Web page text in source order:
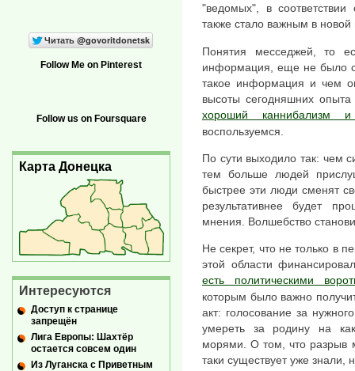
"ведомых", в
также стало важным в
Понятия месседжей, то
информация, еще не было
такое информация и чем
высоты сегодняшних
хороший каннибализм
воспользуемся.
По сути выходило так: чем
тем больше людей
быстрее эти люди сменят
результативнее будет
мнения. Волшебство
Не секрет, что не только в
этой области
есть политическими
которым было важно
акт: голосование за
умереть за родину на
морями. О том, что разрыв
таки существует уже знали,
Follow Me on Pinterest
Follow us on Foursquare
Карта Донецка
Интересуются
Доступ к странице
запрещён
Лига Европы: Шахтёр
остается совсем один
Из Луганска с Приветным